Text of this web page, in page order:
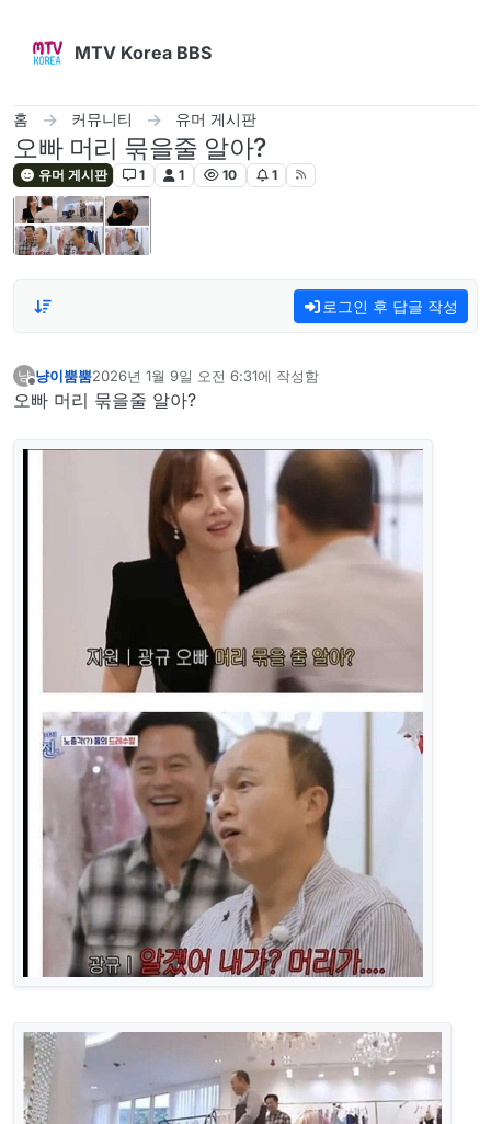
MTV Korea BBS
홈 커뮤니티 유머 게시판
오빠 머리 묶을줄 알아?
유머 게시판 1 1 10 1
로그인 후 답글 작성
냥
오프라인
냥이뿜뿜2026년 1월 9일 오전 6:31에 작성함
마지막 수정자:
오빠 머리 묶을줄 알아?